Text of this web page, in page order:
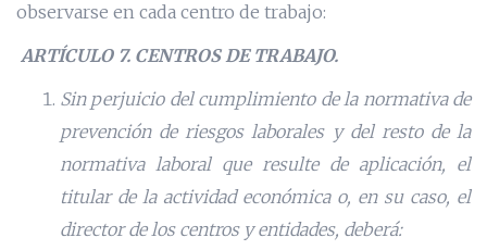
observarse en cada centro de trabajo:
ARTÍCULO 7. CENTROS DE TRABAJO.
Sin perjuicio del cumplimiento de la normativa de
prevención de riesgos laborales y del resto de la
normativa laboral que resulte de aplicación, el
titular de la actividad económica o, en su caso, el
director de los centros y entidades, deberá: